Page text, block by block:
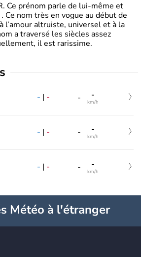
Ce prénom parle de lui-même et
Ce nom très en vogue au début de
l’amour altruiste, universel et à la
a traversé les siècles assez
il est rarissime.
- | - - -
km/h
- | - - -
km/h
- | - - -
km/h
Météo à l'étranger